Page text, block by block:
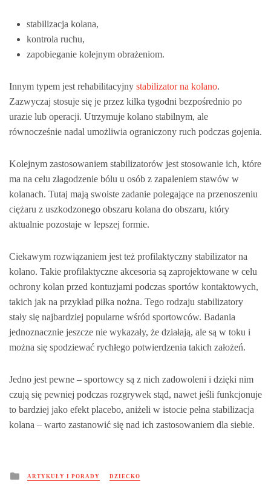
stabilizacja kolana,
kontrola ruchu,
zapobieganie kolejnym obrażeniom.
Innym typem jest rehabilitacyjny stabilizator na kolano.
Zazwyczaj stosuje się je przez kilka tygodni bezpośrednio po
urazie lub operacji. Utrzymuje kolano stabilnym, ale
równocześnie nadal umożliwia ograniczony ruch podczas gojenia.
Kolejnym zastosowaniem stabilizatorów jest stosowanie ich, które
ma na celu złagodzenie bólu u osób z zapaleniem stawów w
kolanach. Tutaj mają swoiste zadanie polegające na przenoszeniu
ciężaru z uszkodzonego obszaru kolana do obszaru, który
aktualnie pozostaje w lepszej formie.
Ciekawym rozwiązaniem jest też profilaktyczny stabilizator na
kolano. Takie profilaktyczne akcesoria są zaprojektowane w celu
ochrony kolan przed kontuzjami podczas sportów kontaktowych,
takich jak na przykład piłka nożna. Tego rodzaju stabilizatory
stały się najbardziej popularne wśród sportowców. Badania
jednoznacznie jeszcze nie wykazały, że działają, ale są w toku i
można się spodziewać rychłego potwierdzenia takich założeń.
Jedno jest pewne – sportowcy są z nich zadowoleni i dzięki nim
czują się pewniej podczas rozgrywek stąd, nawet jeśli funkcjonuje
to bardziej jako efekt placebo, aniżeli w istocie pełna stabilizacja
kolana – warto zastanowić się nad ich zastosowaniem dla siebie.
Posted
ARTYKUŁY I PORADY DZIECKO